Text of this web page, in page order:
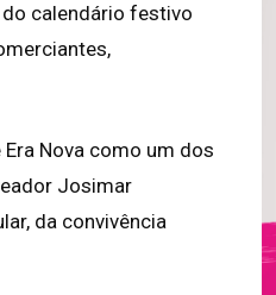
calendário festivo
Nova como um dos
Josimar
da convivência